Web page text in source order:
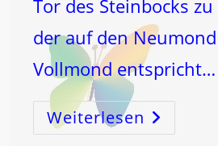
Tor des Steinbocks
der auf den
Vollmond entspricht…
Weiterlesen Die
Milz
–